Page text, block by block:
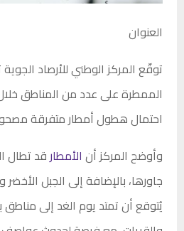
العنوان
توقّع المركز الوطني للأرصاد
الممطرة على عدد من المناطق
احتمال هطول أمطار متفرقة
وأوضح المركز أن الأمطار قد تطال
جاورها، بالإضافة إلى الجبل
يُتوقع أن تمتد يوم الغد إلى مناطق